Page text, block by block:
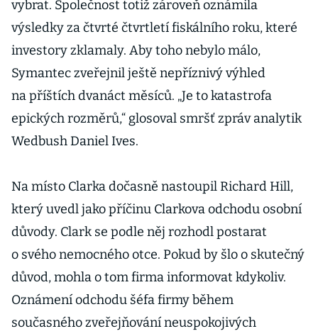
vybrat. Společnost totiž zároveň oznámila
výsledky za čtvrté čtvrtletí fiskálního roku, které
investory zklamaly. Aby toho nebylo málo,
Symantec zveřejnil ještě nepříznivý výhled
na příštích dvanáct měsíců. „Je to katastrofa
epických rozměrů,“ glosoval smršť zpráv analytik
Wedbush Daniel Ives.
Na místo Clarka dočasně nastoupil Richard Hill,
který uvedl jako příčinu Clarkova odchodu osobní
důvody. Clark se podle něj rozhodl postarat
o svého nemocného otce. Pokud by šlo o skutečný
důvod, mohla o tom firma informovat kdykoliv.
Oznámení odchodu šéfa firmy během
současného zveřejňování neuspokojivých